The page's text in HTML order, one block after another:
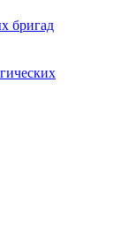
бригад